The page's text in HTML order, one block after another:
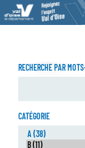
RECHERCHE PAR
CATÉGORIE